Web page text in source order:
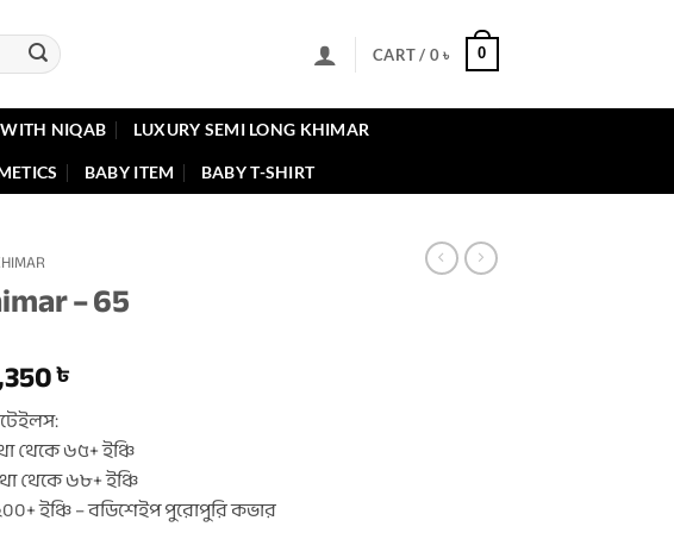
CART / 0৳ 0
NIQAB LUXURY SEMI LONG KHIMAR
BABY ITEM BABY T-SHIRT
– 65
৳ .
৳
is:
1,350 ৳ .
থেকে ৬৫+ ইঞ্চি
থেকে ৬৮+ ইঞ্চি
ইঞ্চি – বডিশেইপ পুরোপুরি কভার